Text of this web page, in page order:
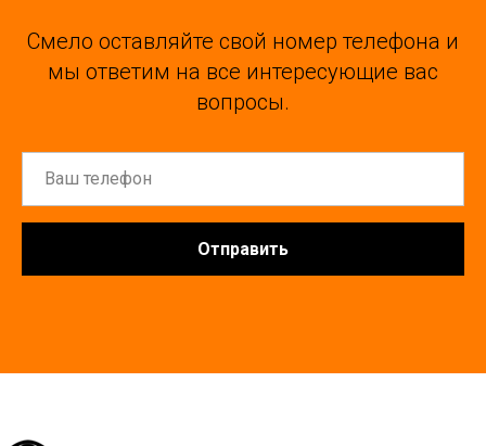
Смело оставляйте свой номер телефона и
мы ответим на все интересующие вас
вопросы.
Отправить